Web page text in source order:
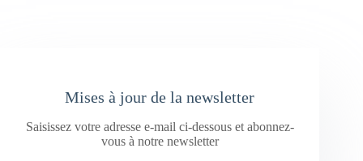
Mises à jour de la newsletter
Saisissez votre adresse e-mail ci-dessous et abonnez-
vous à notre newsletter